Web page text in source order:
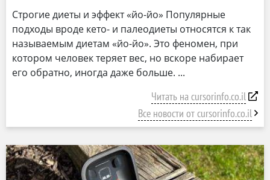
Строгие диеты и эффект «йо-йо» Популярные
подходы вроде кето- и палеодиеты относятся к так
называемым диетам «йо-йо». Это феномен, при
котором человек теряет вес, но вскоре набирает
его обратно, иногда даже больше.
Читать на cursorinfo.co.il
Все новости от cursorinfo.co.il